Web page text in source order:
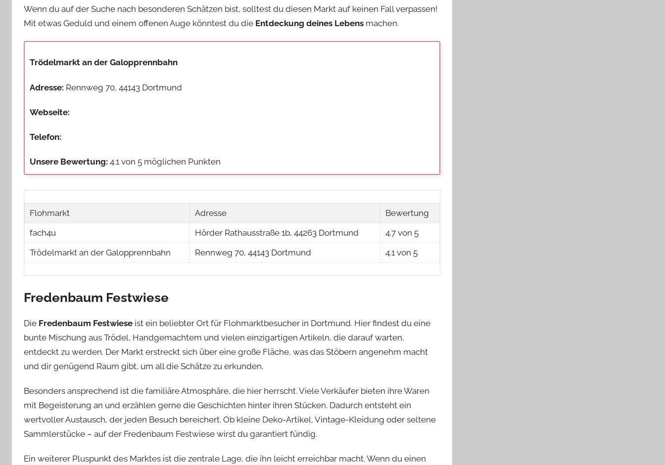
Wenn du auf der Suche nach besonderen Schätzen bist, solltest du diesen Markt auf keinen Fall verpassen!
Mit etwas Geduld und einem offenen Auge könntest du die Entdeckung deines Lebens machen.
Trödelmarkt an der Galopprennbahn
Adresse: Rennweg 70, 44143 Dortmund
Webseite:
Telefon:
Unsere Bewertung: 4.1 von 5 möglichen Punkten
Flohmarkt Adresse
Bewertung
fach4u
Hörder Rathausstraße 1b, 44263 Dortmund
4.7 von 5
Trödelmarkt an der Galopprennbahn
Rennweg 70, 44143 Dortmund 4.1 von 5
Fredenbaum Festwiese
Die Fredenbaum Festwiese ist ein beliebter Ort für Flohmarktbesucher in Dortmund. Hier findest du eine
bunte Mischung aus Trödel, Handgemachtem und vielen einzigartigen Artikeln, die darauf warten,
entdeckt zu werden. Der Markt erstreckt sich über eine große Fläche, was das Stöbern angenehm macht
und dir genügend Raum gibt, um all die Schätze zu erkunden.
Besonders ansprechend ist die familiäre Atmosphäre, die hier herrscht. Viele Verkäufer bieten ihre Waren
mit Begeisterung an und erzählen gerne die Geschichten hinter ihren Stücken. Dadurch entsteht ein
wertvoller Austausch, der jeden Besuch bereichert. Ob kleine Deko-Artikel, Vintage-Kleidung oder seltene
Sammlerstücke – auf der Fredenbaum Festwiese wirst du garantiert fündig.
Ein weiterer Pluspunkt des Marktes ist die zentrale Lage, die ihn leicht erreichbar macht. Wenn du einen